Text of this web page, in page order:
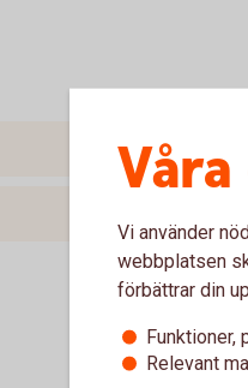
Vi använder
webbplatsen
förbättrar din
Funktioner,
Relevant